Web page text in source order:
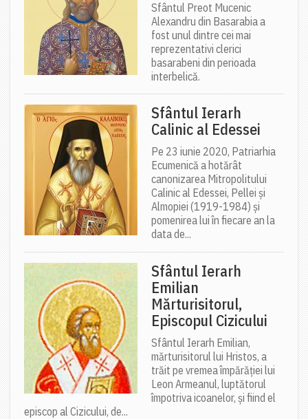
Sfântul Preot Mucenic
Alexandru din Basarabia a
fost unul dintre cei mai
reprezentativi clerici
basarabeni din perioada
interbelică.
Sfântul Ierarh
Calinic al Edessei
Pe 23 iunie 2020, Patriarhia
Ecumenică a hotărât
canonizarea Mitropolitului
Calinic al Edessei, Pellei și
Almopiei (1919-1984) și
pomenirea lui în fiecare an la
data de...
Sfântul Ierarh
Emilian
Mărturisitorul,
Episcopul Cizicului
Sfântul Ierarh Emilian,
mărturisitorul lui Hristos, a
trăit pe vremea împărăției lui
Leon Armeanul, luptătorul
împotriva icoanelor, și fiind el
episcop al Cizicului, de...